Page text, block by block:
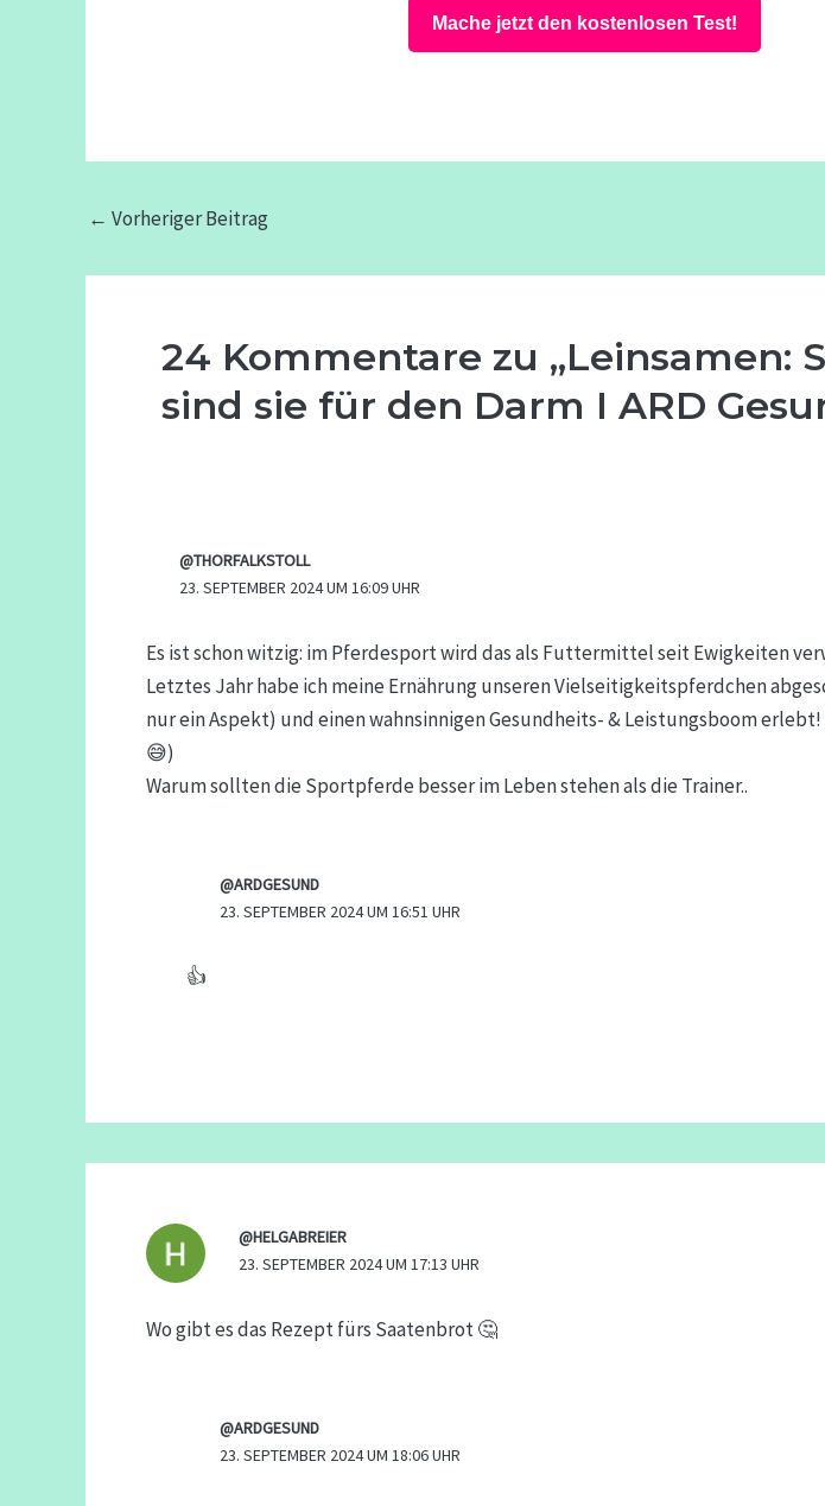
Mache jetzt den kostenlosen Test!
← Vorheriger Beitrag
24 Kommentare zu „Leinsamen:
sind sie für den Darm I ARD
@THORFALKSTOLL
23. SEPTEMBER 2024 UM 16:09 UHR
Es ist schon witzig: im Pferdesport wird das als Futtermittel seit Ewigkeiten
Letztes Jahr habe ich meine Ernährung unseren Vielseitigkeitspferdchen
nur ein Aspekt) und einen wahnsinnigen Gesundheits- & Leistungsboom
😅)
Warum sollten die Sportpferde besser im Leben stehen als die Trainer..
@ARDGESUND
23. SEPTEMBER 2024 UM 16:51 UHR
👍
@HELGABREIER
23. SEPTEMBER 2024 UM 17:13 UHR
Wo gibt es das Rezept fürs Saatenbrot 🤔
@ARDGESUND
23. SEPTEMBER 2024 UM 18:06 UHR